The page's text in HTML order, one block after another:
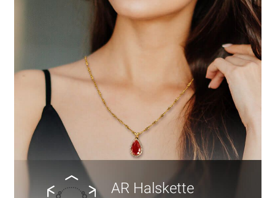
AR Halskette